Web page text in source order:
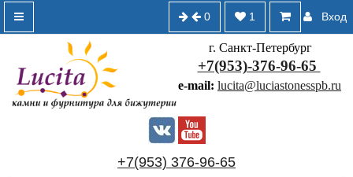
Вход
1
0
г. Санкт-Петербург
+7(953)-376-96-65
e-mail: lucita@luciastonesspb.ru
+7(953) 376-96-65